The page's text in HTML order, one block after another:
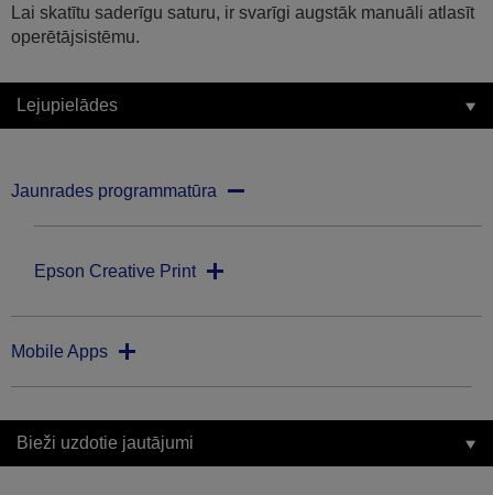
Lai skatītu saderīgu saturu, ir svarīgi augstāk manuāli atlasīt
operētājsistēmu.
Lejupielādes
Jaunrades programmatūra
Epson Creative Print
Mobile Apps
Bieži uzdotie jautājumi